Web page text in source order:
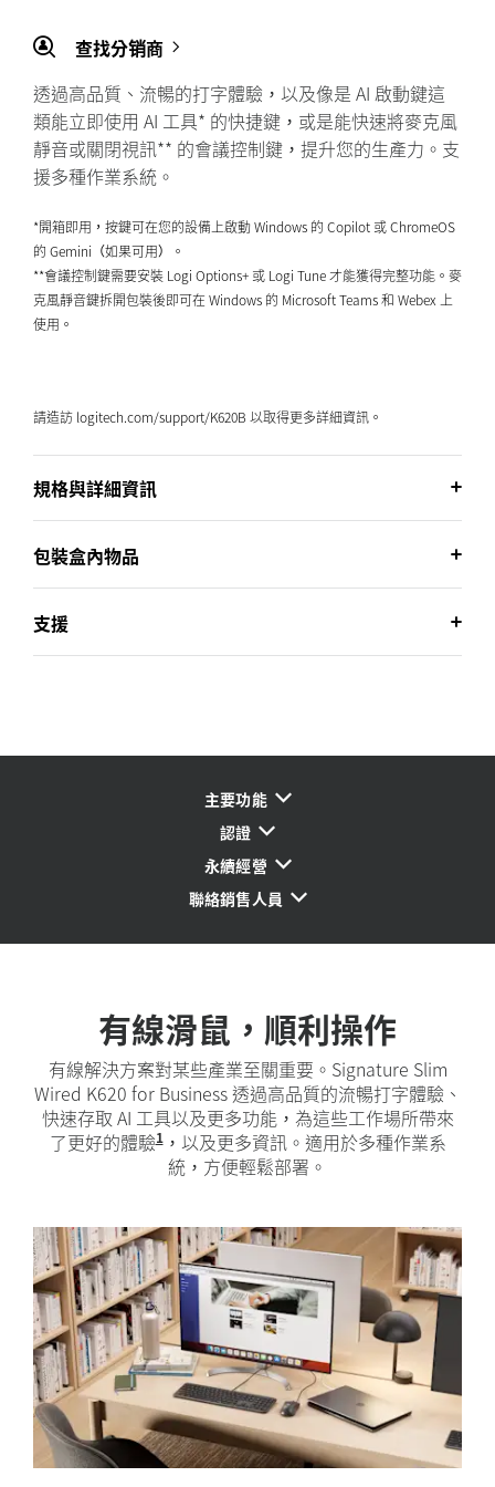
查找分销商
透過高品質、流暢的打字體驗，以及像是 AI 啟動鍵這
類能立即使用 AI 工具* 的快捷鍵，或是能快速將麥克風
靜音或關閉視訊** 的會議控制鍵，提升您的生產力。支
援多種作業系統。
*開箱即用，按鍵可在您的設備上啟動 Windows 的 Copilot 或 ChromeOS
的 Gemini（如果可用）。
**會議控制鍵需要安裝 Logi Options+ 或 Logi Tune 才能獲得完整功能。麥
克風靜音鍵拆開包裝後即可在 Windows 的 Microsoft Teams 和 Webex 上
使用。
請造訪 logitech.com/support/K620B 以取得更多詳細資訊。
規格與詳細資訊
包裝盒內物品
支援
主要功能
認證
永續經營
聯絡銷售人員
有線滑鼠，順利操作
有線解決方案對某些產業至關重要。Signature Slim
Wired K620 for Business 透過高品質的流暢打字體驗、
快速存取 AI 工具以及更多功能，為這些工作場所帶來
了更好的體驗1在 Windows 中，這個按鍵可以直接啟
，以及更多資訊。適用於多種作業系
統，方便輕鬆部署。